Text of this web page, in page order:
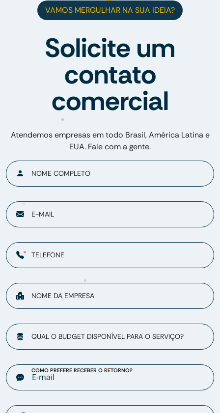
VAMOS MERGULHAR NA SUA IDEIA?
Solicite um
contato
comercial
Atendemos empresas em todo Brasil, América Latina e
EUA. Fale com a gente.
NOME COMPLETO
E-MAIL
TELEFONE
NOME DA EMPRESA
QUAL O BUDGET DISPONÍVEL PARA O SERVIÇO?
COMO PREFERE RECEBER O RETORNO?